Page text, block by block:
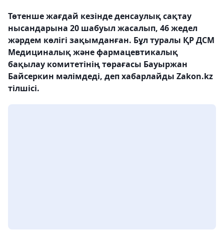
Төтенше жағдай кезінде денсаулық сақтау
нысандарына 20 шабуыл жасалып, 46 жедел
жәрдем көлігі зақымданған. Бұл туралы ҚР ДСМ
Медициналық және фармацевтикалық
бақылау комитетінің төрағасы Бауыржан
Байсеркин мәлімдеді, деп хабарлайды Zakon.kz
тілшісі.